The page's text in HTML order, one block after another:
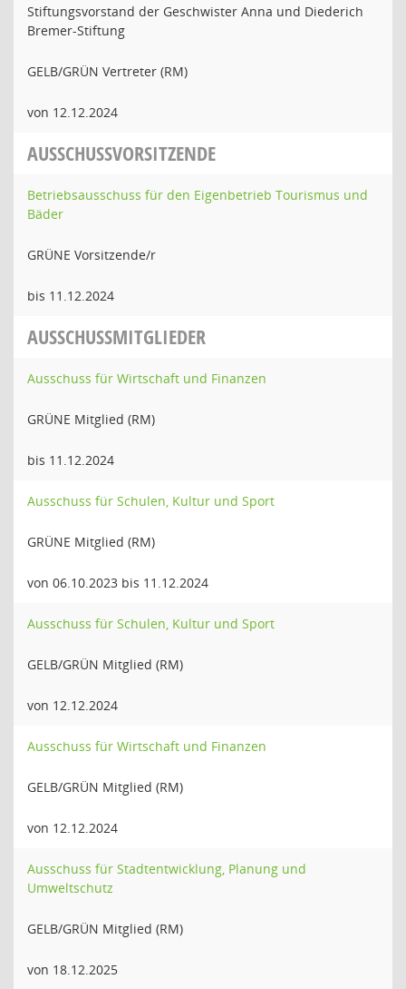
Stiftungsvorstand der Geschwister Anna und Diederich
Bremer-Stiftung
GELB/GRÜN Vertreter (RM)
von 12.12.2024
AUSSCHUSSVORSITZENDE
Betriebsausschuss für den Eigenbetrieb Tourismus und
Bäder
GRÜNE Vorsitzende/r
bis 11.12.2024
AUSSCHUSSMITGLIEDER
Ausschuss für Wirtschaft und Finanzen
GRÜNE Mitglied (RM)
bis 11.12.2024
Ausschuss für Schulen, Kultur und Sport
GRÜNE Mitglied (RM)
von 06.10.2023 bis 11.12.2024
Ausschuss für Schulen, Kultur und Sport
GELB/GRÜN Mitglied (RM)
von 12.12.2024
Ausschuss für Wirtschaft und Finanzen
GELB/GRÜN Mitglied (RM)
von 12.12.2024
Ausschuss für Stadtentwicklung, Planung und
Umweltschutz
GELB/GRÜN Mitglied (RM)
von 18.12.2025